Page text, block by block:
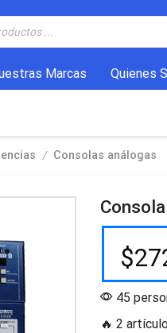
Marcas Quienes
/ Consolas análogas
$
45
🔥 2